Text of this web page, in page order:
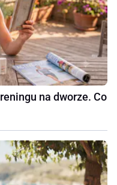
na dworze. Co